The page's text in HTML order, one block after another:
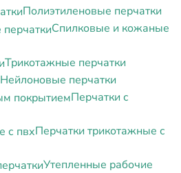
Полиэтиленовые перчатки
Спилковые и кожаные
Трикотажные перчатки
Нейлоновые перчатки
Перчатки с
Перчатки трикотажные с
Утепленные рабочие